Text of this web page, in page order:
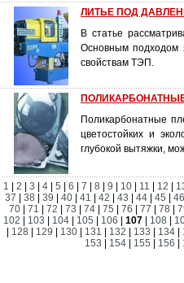
ЛИТЬЕ ПОД
В статье
Основным подходом
свойствам ТЭП.
Поликарбонатные
цветостойких и
глубокой вытяжки,
1 2 3 4 5 6 7 8 9 10 11 12
37
|38 |39 |40 |41 |42 |43 |44 |45 |
70
71 72 73 74 75 76 77 78
102
103 104 105 106 |107 108
128 129 130 131 132 133 134
153
154 155 156